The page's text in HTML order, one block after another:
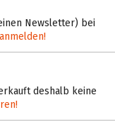
Newsletter) bei
deshalb keine